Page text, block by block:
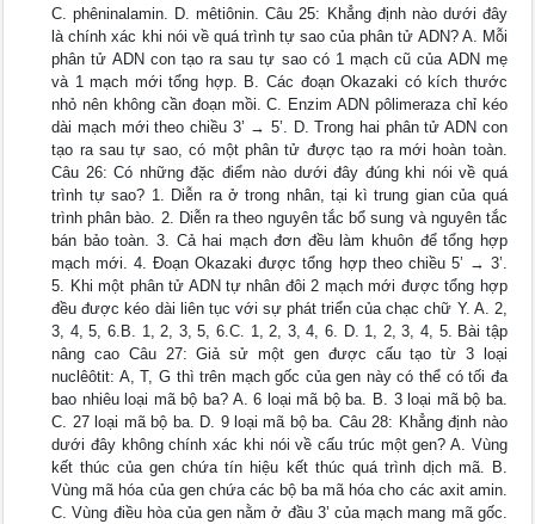
C. phêninalamin. D. mêtiônin. Câu 25: Khẳng định nào dưới đây
là chính xác khi nói về quá trình tự sao của phân tử ADN? A. Mỗi
phân tử ADN con tạo ra sau tự sao có 1 mạch cũ của ADN mẹ
và 1 mạch mới tổng hợp. B. Các đoạn Okazaki có kích thước
nhỏ nên không cần đoạn mồi. C. Enzim ADN pôlimeraza chỉ kéo
dài mạch mới theo chiều 3’ → 5’. D. Trong hai phân tử ADN con
tạo ra sau tự sao, có một phân tử được tạo ra mới hoàn toàn.
Câu 26: Có những đặc điểm nào dưới đây đúng khi nói về quá
trình tự sao? 1. Diễn ra ở trong nhân, tại kì trung gian của quá
trình phân bào. 2. Diễn ra theo nguyên tắc bổ sung và nguyên tắc
bán bảo toàn. 3. Cả hai mạch đơn đều làm khuôn để tổng hợp
mạch mới. 4. Đoạn Okazaki được tổng hợp theo chiều 5’ → 3’.
5. Khi một phân tử ADN tự nhân đôi 2 mạch mới được tổng hợp
đều được kéo dài liên tục với sự phát triển của chạc chữ Y. A. 2,
3, 4, 5, 6.B. 1, 2, 3, 5, 6.C. 1, 2, 3, 4, 6. D. 1, 2, 3, 4, 5. Bài tập
nâng cao Câu 27: Giả sử một gen được cấu tạo từ 3 loại
nuclêôtit: A, T, G thì trên mạch gốc của gen này có thể có tối đa
bao nhiêu loại mã bộ ba? A. 6 loại mã bộ ba. B. 3 loại mã bộ ba.
C. 27 loại mã bộ ba. D. 9 loại mã bộ ba. Câu 28: Khẳng định nào
dưới đây không chính xác khi nói về cấu trúc một gen? A. Vùng
kết thúc của gen chứa tín hiệu kết thúc quá trình dịch mã. B.
Vùng mã hóa của gen chứa các bộ ba mã hóa cho các axit amin.
C. Vùng điều hòa của gen nằm ở đầu 3’ của mạch mang mã gốc.